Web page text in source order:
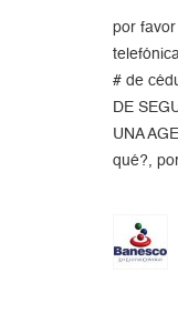
por
# de
DE
UNA
qué?,